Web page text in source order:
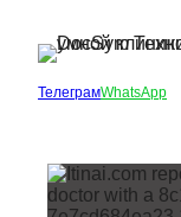
ТелеграмWhatsApp